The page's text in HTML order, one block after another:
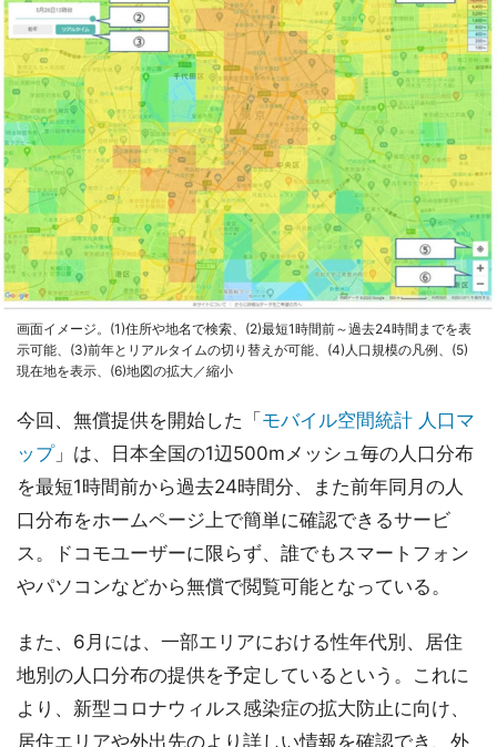
画面イメージ。(1)住所や地名で検索、(2)最短1時間前～過去24時間までを表
示可能、(3)前年とリアルタイムの切り替えが可能、(4)人口規模の凡例、(5)
現在地を表示、(6)地図の拡大／縮小
今回、無償提供を開始した「 モバイル空間統計 人口マ
ップ」は、日本全国の1辺500mメッシュ毎の人口分布
を最短1時間前から過去24時間分、また前年同月の人
口分布をホームページ上で簡単に確認できるサービ
ス。ドコモユーザーに限らず、誰でもスマートフォン
やパソコンなどから無償で閲覧可能となっている。
また、6月には、一部エリアにおける性年代別、居住
地別の人口分布の提供を予定しているという。これに
より、新型コロナウィルス感染症の拡大防止に向け、
居住エリアや外出先のより詳しい情報を確認でき、外